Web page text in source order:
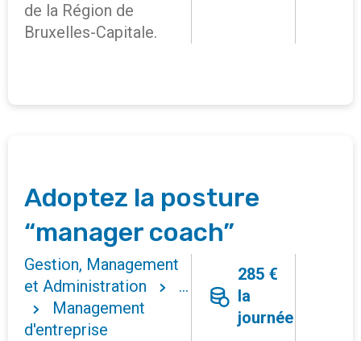
de la Région de
Bruxelles-Capitale.
Adoptez la posture
“manager coach”
Gestion, Management
et Administration
...
Management
d'entreprise
285 €
la
journée